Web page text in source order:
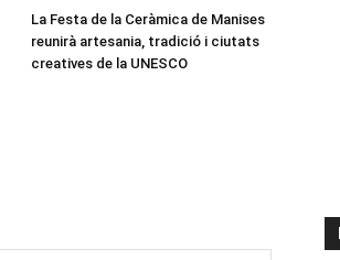
La Festa de la Ceràmica de Manises
reunirà artesania, tradició i ciutats
creatives de la UNESCO